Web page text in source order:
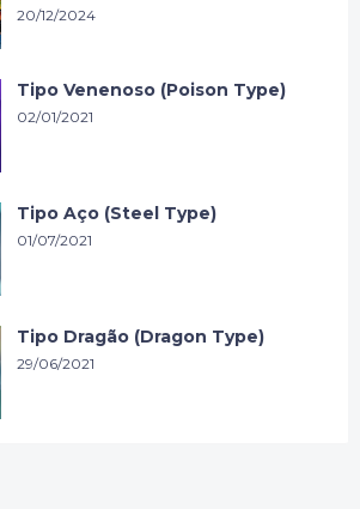
20/12/2024
Tipo Venenoso (Poison Type)
02/01/2021
Tipo Aço (Steel Type)
01/07/2021
Tipo Dragão (Dragon Type)
29/06/2021